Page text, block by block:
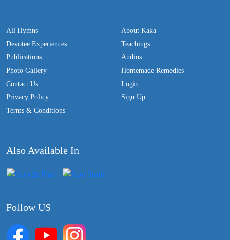
All Hymns
Devotee Experiences
Publications
Photo Gallery
Contact Us
Privacy Policy
Terms & Conditions
About Kaka
Teachings
Audios
Homemade Remedies
Login
Sign Up
Also Available In
Follow US